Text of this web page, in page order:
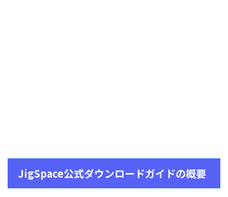
JigSpace公式ダウンロードガイドの概要